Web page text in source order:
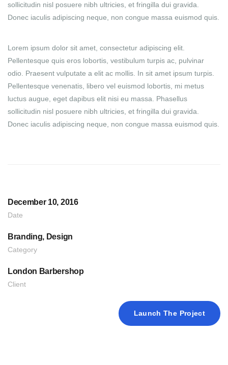
sollicitudin nisl posuere nibh ultricies, et fringilla dui gravida.
Donec iaculis adipiscing neque, non congue massa euismod quis.
Lorem ipsum dolor sit amet, consectetur adipiscing elit.
Pellentesque quis eros lobortis, vestibulum turpis ac, pulvinar
odio. Praesent vulputate a elit ac mollis. In sit amet ipsum turpis.
Pellentesque venenatis, libero vel euismod lobortis, mi metus
luctus augue, eget dapibus elit nisi eu massa. Phasellus
sollicitudin nisl posuere nibh ultricies, et fringilla dui gravida.
Donec iaculis adipiscing neque, non congue massa euismod quis.
December 10, 2016
Date
Branding, Design
Category
London Barbershop
Client
Launch The Project